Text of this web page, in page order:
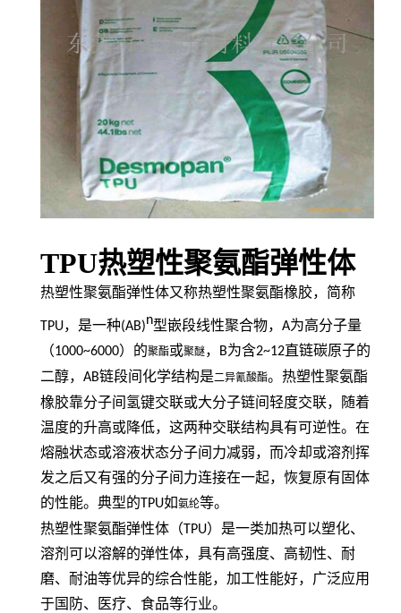
TPU热塑性聚氨酯弹性体
热塑性聚氨酯弹性体又称热塑性聚氨酯橡胶，简称
TPU，是一种(AB)n型嵌段线性聚合物， A为高分子量
（1000~6000）的聚酯或聚醚， B为含2~12 直链碳原子的
二醇， AB链段间化学结构是二异氰酸酯。热塑性聚氨酯
橡胶靠分子间氢键交联或大分子链间轻度交联，随着
温度的升高或降低，这两种交联结构具有可逆性。在
熔融状态或溶液状态分子间力减弱，而冷却或溶剂挥
发之后又有强的分子间力连接在一起，恢复原有固体
的性能。典型的TPU如氨纶等。
热塑性聚氨酯弹性体（TPU）是一类加热可以塑化、
溶剂可以溶解的弹性体，具有高强度、高韧性、耐
磨、耐油等优异的综合性能，加工性能好，广泛应用
于国防、医疗、食品等行业。